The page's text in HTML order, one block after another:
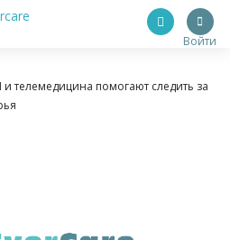
Войти
телемедицина помогают следить за